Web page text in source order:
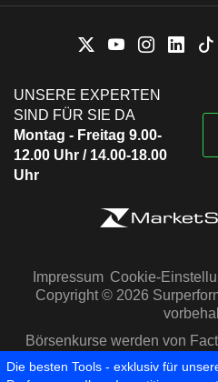
UNSERE EXPERTEN
SIND FÜR SIE DA
Montag - Freitag 9.00-
12.00 Uhr / 14.00-18.00
Uhr
Impressum Cookie-
Copyright © 2026
Börsenkurse werden von
Capital IQ zur
Die besten Tools - exklusiv für